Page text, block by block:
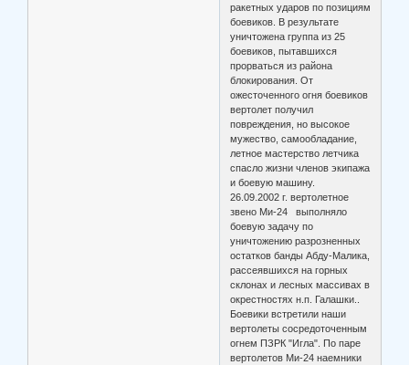
ракетных ударов по позициям
боевиков. В результате
уничтожена группа из 25
боевиков, пытавшихся
прорваться из района
блокирования. От
ожесточенного огня боевиков
вертолет получил
повреждения, но высокое
мужество, самообладание,
летное мастерство летчика
спасло жизни членов экипажа
и боевую машину.
26.09.2002 г. вертолетное
звено Ми-24 выполняло
боевую задачу по
уничтожению разрозненных
остатков банды Абду-Малика,
рассеявшихся на горных
склонах и лесных массивах в
окрестностях н.п. Галашки..
Боевики встретили наши
вертолеты сосредоточенным
огнем ПЗРК "Игла". По паре
вертолетов Ми-24 наемники